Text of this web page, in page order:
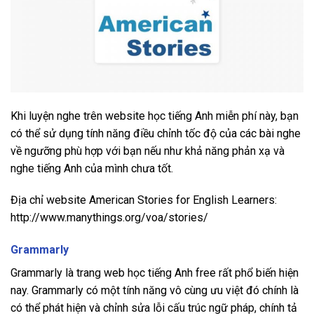
Khi luyện nghe trên website học tiếng Anh miễn phí này, bạn
có thể sử dụng tính năng điều chỉnh tốc độ của các bài nghe
về ngưỡng phù hợp với bạn nếu như khả năng phản xạ và
nghe tiếng Anh của mình chưa tốt.
Địa chỉ website American Stories for English Learners:
http://www.manythings.org/voa/stories/
Grammarly
Grammarly là trang web học tiếng Anh free rất phổ biến hiện
nay. Grammarly có một tính năng vô cùng ưu việt đó chính là
có thể phát hiện và chỉnh sửa lỗi cấu trúc ngữ pháp, chính tả